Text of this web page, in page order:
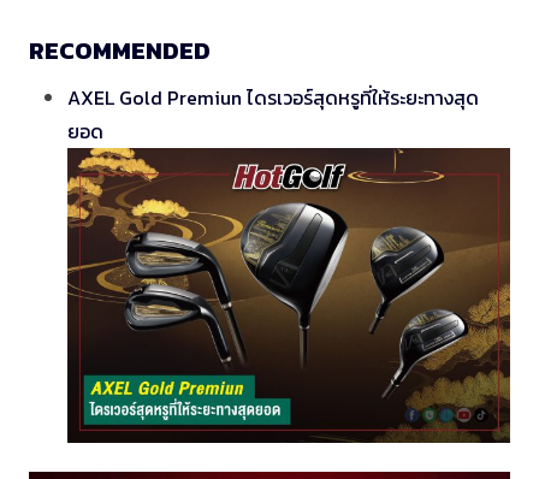
RECOMMENDED
AXEL Gold Premiun ไดรเวอร์สุดหรูที่ให้ระยะทางสุด
ยอด